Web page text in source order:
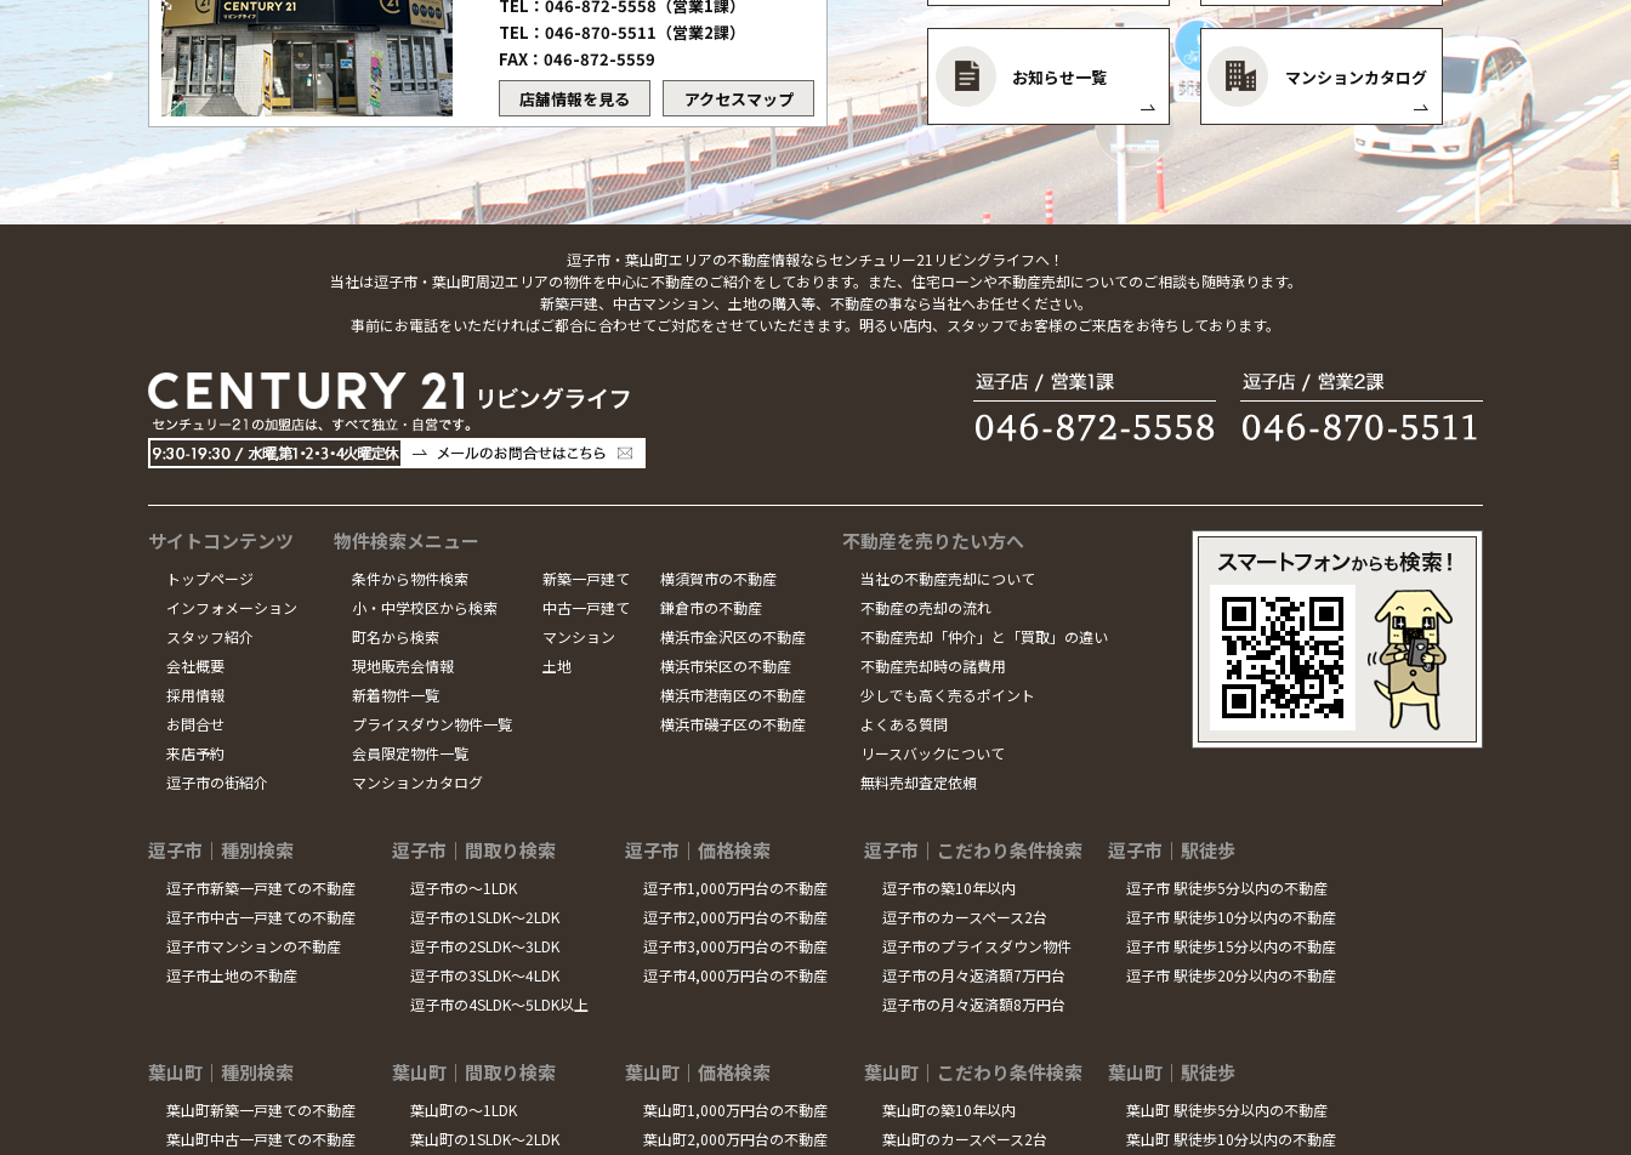
TEL：046-872-5558（営業1課）
TEL：046-870-5511（営業2課）
FAX：046-872-5559
店舗情報を見る
アクセスマップ
お知らせ一覧 マンションカタログ
逗子市・葉山町エリアの不動産情報ならセンチュリー21リビングライフへ！
当社は逗子市・葉山町周辺エリアの物件を中心に不動産のご紹介をしております。また、住宅ローンや不動産売却についてのご相談も随時承ります。
新築戸建、中古マンション、土地の購入等、不動産の事なら当社へお任せください。
事前にお電話をいただければご都合に合わせてご対応をさせていただきます。明るい店内、スタッフでお客様のご来店をお待ちしております。
サイトコンテンツ
トップページ
インフォメーション
スタッフ紹介
会社概要
採用情報
お問合せ
来店予約
逗子市の街紹介
物件検索メニュー
条件から物件検索
小・中学校区から検索
町名から検索
現地販売会情報
新着物件一覧
プライスダウン物件一覧
会員限定物件一覧
マンションカタログ
新築一戸建て
中古一戸建て
マンション
土地
横須賀市の不動産
鎌倉市の不動産
横浜市金沢区の不動産
横浜市栄区の不動産
横浜市港南区の不動産
横浜市磯子区の不動産
不動産を売りたい方へ
当社の不動産売却について
不動産の売却の流れ
不動産売却「仲介」と「買取」の違い
不動産売却時の諸費用
少しでも高く売るポイント
よくある質問
リースバックについて
無料売却査定依頼
逗子市｜種別検索
逗子市新築一戸建ての不動産
逗子市中古一戸建ての不動産
逗子市マンションの不動産
逗子市土地の不動産
逗子市｜間取り検索
逗子市の～1LDK
逗子市の1SLDK～2LDK
逗子市の2SLDK～3LDK
逗子市の3SLDK～4LDK
逗子市の4SLDK～5LDK以上
逗子市｜価格検索
逗子市1,000万円台の不動産
逗子市2,000万円台の不動産
逗子市3,000万円台の不動産
逗子市4,000万円台の不動産
逗子市｜こだわり条件検索
逗子市の築10年以内
逗子市のカースペース2台
逗子市のプライスダウン物件
逗子市の月々返済額7万円台
逗子市の月々返済額8万円台
逗子市｜駅徒歩
逗子市 駅徒歩5分以内の不動産
逗子市 駅徒歩10分以内の不動産
逗子市 駅徒歩15分以内の不動産
逗子市 駅徒歩20分以内の不動産
葉山町｜種別検索
葉山町新築一戸建ての不動産
葉山町中古一戸建ての不動産
葉山町｜間取り検索
葉山町の～1LDK
葉山町の1SLDK～2LDK
葉山町｜価格検索
葉山町1,000万円台の不動産
葉山町2,000万円台の不動産
葉山町｜こだわり条件検索
葉山町の築10年以内
葉山町のカースペース2台
葉山町｜駅徒歩
葉山町 駅徒歩5分以内の不動産
葉山町 駅徒歩10分以内の不動産